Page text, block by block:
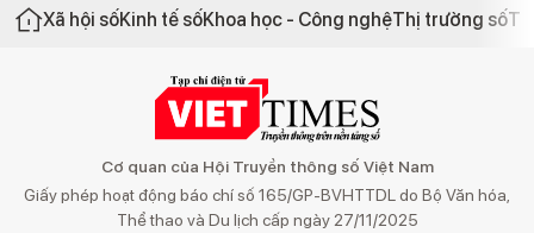
Xã hội sốKinh tế sốKhoa học - Công nghệThị trường số
Cơ quan của Hội Truyền thông số Việt Nam
Giấy phép hoạt động báo chí số 165/GP-BVHTTDL do Bộ Văn hóa,
Thể thao và Du lịch cấp ngày 27/11/2025